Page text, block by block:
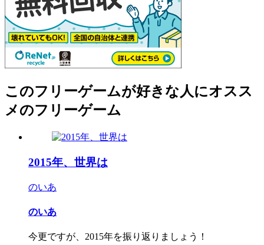
このフリーゲームが好きな人にオスス
メのフリーゲーム
2015年、世界は
のいあ
のいあ
今更ですが、2015年を振り返りましょう！